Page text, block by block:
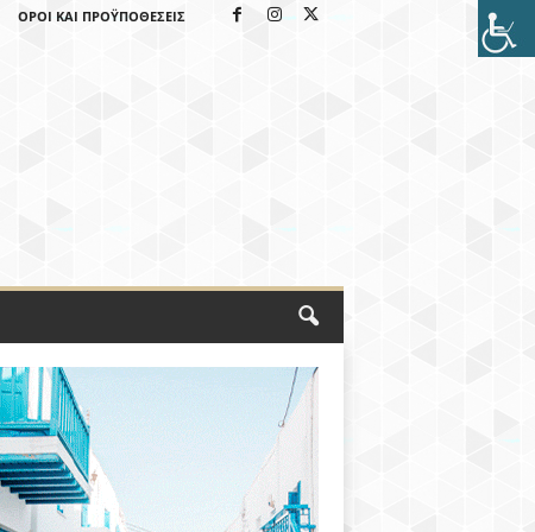
ΌΡΟΙ ΚΑΙ ΠΡΟΫΠΟΘΈΣΕΙΣ